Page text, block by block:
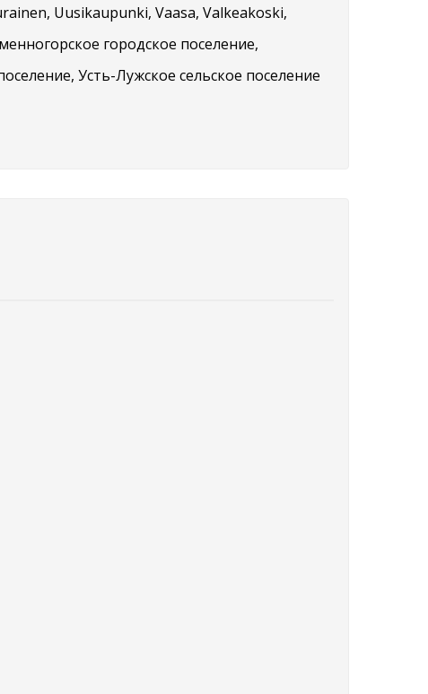
Uusikaupunki, Vaasa, Valkeakoski,
городское поселение,
Усть-Лужское сельское поселение